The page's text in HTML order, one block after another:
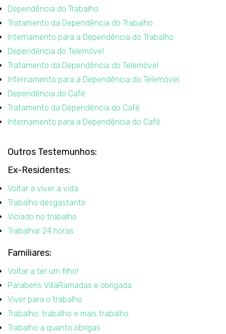
Dependência do Trabalho
Tratamento da Dependência do Trabalho
Internamento para a Dependência do Trabalho
Dependência do Telemóvel
Tratamento da Dependência do Telemóvel
Internamento para a Dependência do Telemóvel
Dependência do Café
Tratamento da Dependência do Café
Internamento para a Dependência do Café
Outros Testemunhos:
Ex-Residentes:
Voltar a viver a vida
Trabalho desgastante
Viciado no trabalho
Trabalhar 24 horas
Familiares:
Voltar a ter um filho!
Parabens VillaRamadas e obrigada
Viver para o trabalho
Trabalho, trabalho e mais trabalho
Trabalho a quanto obrigas